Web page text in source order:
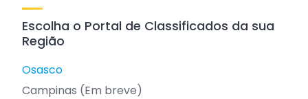
Escolha o Portal de Classificados da sua
Região
Osasco
Campinas (Em breve)